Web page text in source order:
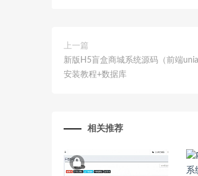
上一篇
新版H5盲盒商城系统源码（前端
安装教程+数据库
相关推荐